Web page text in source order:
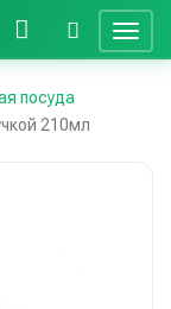
посуда
210мл